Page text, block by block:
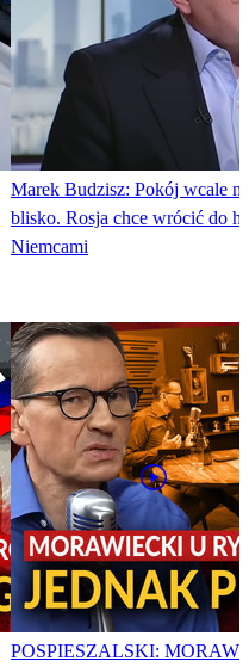
Marek Budzisz: Pokój wcale
blisko. Rosja chce wrócić do
Niemcami
POSPIESZALSKI: